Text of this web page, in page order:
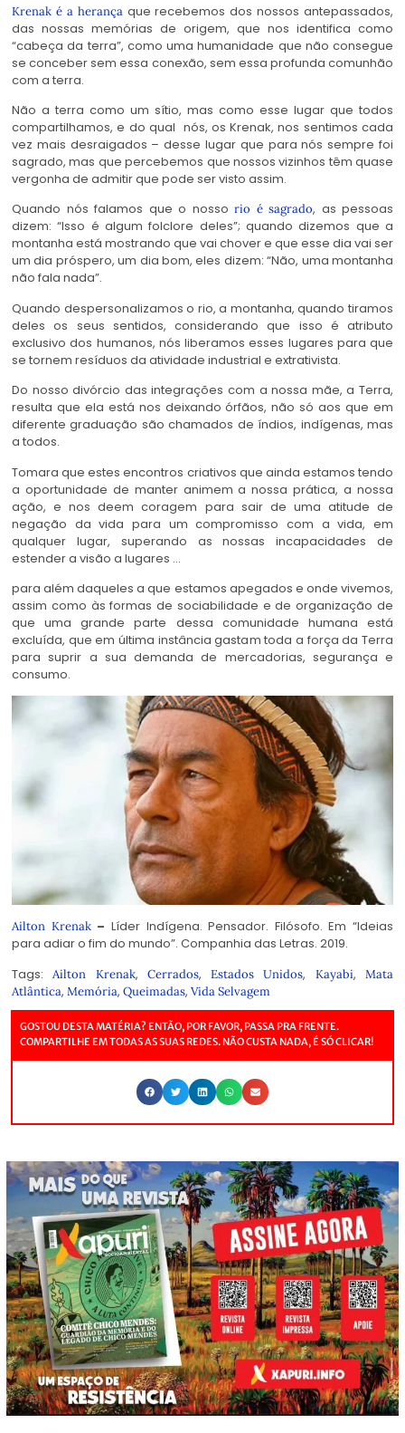
Krenak é a herançaque recebemos dos nossos antepassados,
das nossas memórias de origem, que nos identifica como
“cabeça da terra”, como uma humanidade que não consegue
se conceber sem essa conexão, sem essa profunda comunhão
com a terra.
Não a terra como um sítio, mas como esse lugar que todos
compartilhamos, e do qual nós, os Krenak, nos sentimos cada
vez mais desraigados – desse lugar que para nós sempre foi
sagrado, mas que percebemos que nossos vizinhos têm quase
vergonha de admitir que pode ser visto assim.
Quando nós falamos que o nosso rio é sagrado, as pessoas
dizem: “Isso é algum folclore deles”; quando dizemos que a
montanha está mostrando que vai chover e que esse dia vai ser
um dia próspero, um dia bom, eles dizem: “Não, uma montanha
não fala nada”.
Quando despersonalizamos o rio, a montanha, quando tiramos
deles os seus sentidos, considerando que isso é atributo
exclusivo dos humanos, nós liberamos esses lugares para que
se tornem resíduos da atividade industrial e extrativista.
Do nosso divórcio das integrações com a nossa mãe, a Terra,
resulta que ela está nos deixando órfãos, não só aos que em
diferente graduação são chamados de índios, indígenas, mas
a todos.
Tomara que estes encontros criativos que ainda estamos tendo
a oportunidade de manter animem a nossa prática, a nossa
ação, e nos deem coragem para sair de uma atitude de
negação da vida para um compromisso com a vida, em
qualquer lugar, superando as nossas incapacidades de
estender a visão a lugares …
para além daqueles a que estamos apegados e onde vivemos,
assim como às formas de sociabilidade e de organização de
que uma grande parte dessa comunidade humana está
excluída, que em última instância gastam toda a força da Terra
para suprir a sua demanda de mercadorias, segurança e
consumo.
Ailton Krenak– Líder Indígena. Pensador. Filósofo. Em “Ideias
para adiar o fim do mundo”. Companhia das Letras. 2019.
Tags:Ailton Krenak, Cerrados,Estados Unidos, Kayabi,Mata
Atlântica, Memória, Queimadas, Vida Selvagem
GOSTOU DESTA MATÉRIA? ENTÃO, POR FAVOR, PASSA PRA FRENTE.
COMPARTILHE EM TODAS AS SUAS REDES. NÃO CUSTA NADA, É SÓ CLICAR!